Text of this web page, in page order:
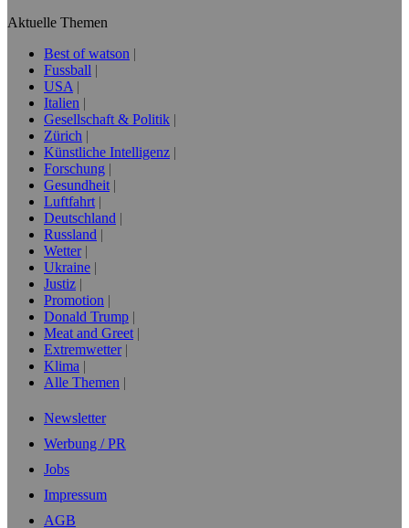
Aktuelle Themen
Best of watson
Fussball
USA
Italien
Gesellschaft & Politik
Zürich
Künstliche Intelligenz
Forschung
Gesundheit
Luftfahrt
Deutschland
Russland
Wetter
Ukraine
Justiz
Promotion
Donald Trump
Meat and Greet
Extremwetter
Klima
Alle Themen
Newsletter
Werbung / PR
Jobs
Impressum
AGB